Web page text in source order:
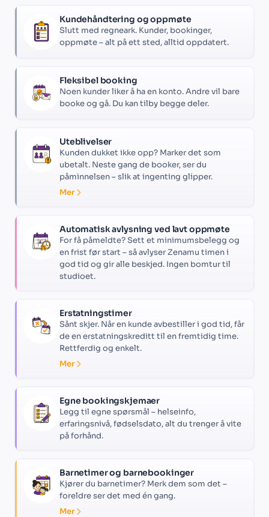
Kundehåndtering og oppmøte
Slutt med regneark. Kunder, bookinger,
oppmøte – alt på ett sted, alltid oppdatert.
Fleksibel booking
Noen kunder liker å ha en konto. Andre vil bare
booke og gå. Du kan tilby begge deler.
Uteblivelser
Kunden dukket ikke opp? Marker det som
ubetalt. Neste gang de booker, ser du
påminnelsen – slik at ingenting glipper.
Mer
Automatisk avlysning ved lavt oppmøte
For få påmeldte? Sett et minimumsbelegg og
en frist før start – så avlyser Zenamu timen i
god tid og gir alle beskjed. Ingen bomtur til
studioet.
Erstatningstimer
Sånt skjer. Når en kunde avbestiller i god tid, får
de en erstatningskreditt til en fremtidig time.
Rettferdig og enkelt.
Mer
Egne bookingskjemaer
Legg til egne spørsmål – helseinfo,
erfaringsnivå, fødselsdato, alt du trenger å vite
på forhånd.
Barnetimer og barnebookinger
Kjører du barnetimer? Merk dem som det –
foreldre ser det med én gang.
Mer